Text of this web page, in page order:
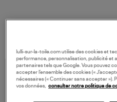
lulli-sur-la-toile.com utilise des cookies et
performance, personnalisation, publicité et
partenaires tels que Google. Vous pouvez
accepter l’ensemble des cookies («
nécessaires (« Continuer sans accepter »).
vos données, consulter notre politique de